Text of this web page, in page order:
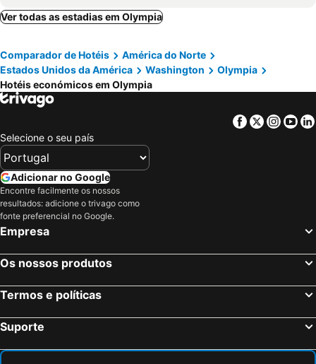
Ver todas as estadias em Olympia
Comparador de Hotéis
América do Norte
Estados Unidos da América
Washington
Olympia
Hotéis económicos em Olympia
Facebook
Twitter
Selecione o seu país
Adicionar no Google
Encontre facilmente os nossos
resultados: adicione o trivago como
fonte preferencial no Google.
Empresa
Os nossos produtos
Termos e políticas
Suporte